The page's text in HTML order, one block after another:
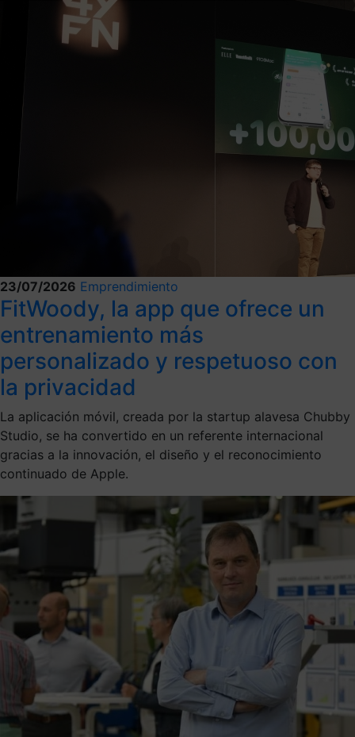
23/07/2026 Emprendimiento
FitWoody, la app que ofrece un
entrenamiento más
personalizado y respetuoso con
la privacidad
La aplicación móvil, creada por la startup alavesa Chubby
Studio, se ha convertido en un referente internacional
gracias a la innovación, el diseño y el reconocimiento
continuado de Apple.